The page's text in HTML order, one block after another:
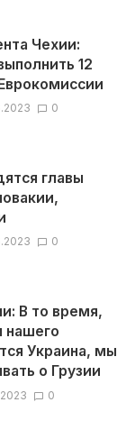
Чехии:
12
0
главы
0
В то время,
нашего
Украина, мы
о Грузии
0